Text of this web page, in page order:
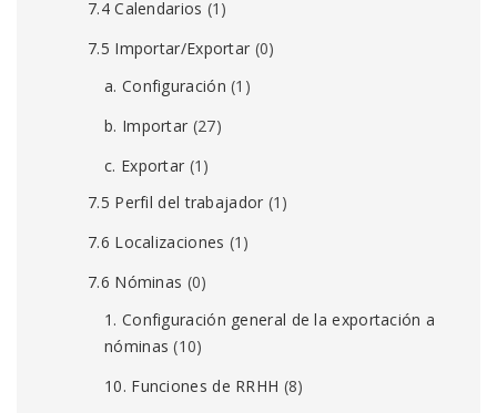
7.4 Calendarios (1)
7.5 Importar/Exportar (0)
a. Configuración (1)
b. Importar (27)
c. Exportar (1)
7.5 Perfil del trabajador (1)
7.6 Localizaciones (1)
7.6 Nóminas (0)
1. Configuración general de la exportación a
nóminas (10)
10. Funciones de RRHH (8)